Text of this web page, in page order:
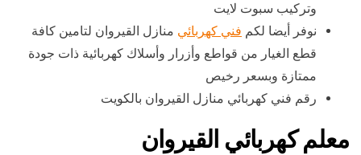
وتركيب سبوت لايت
نوفر أيضا لكم فني كهربائي منازل القيروان لتامين كافة
قطع الغيار من قواطع وأزرار وأسلاك كهربائية ذات جودة
ممتازة وبسعر رخيص
رقم فني كهربائي منازل القيروان بالكويت
معلم كهربائي القيروان